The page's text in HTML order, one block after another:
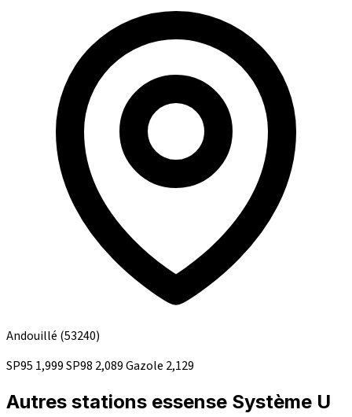
Andouillé (53240)
SP95 1,999SP98 2,089Gazole 2,129
Autres stations essense Système U